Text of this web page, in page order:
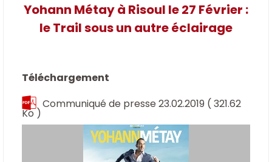
Yohann Métay à Risoul le 27 Février :
le Trail sous un autre éclairage
Téléchargement
Communiqué de presse 23.02.2019 ( 321.62
Ko )